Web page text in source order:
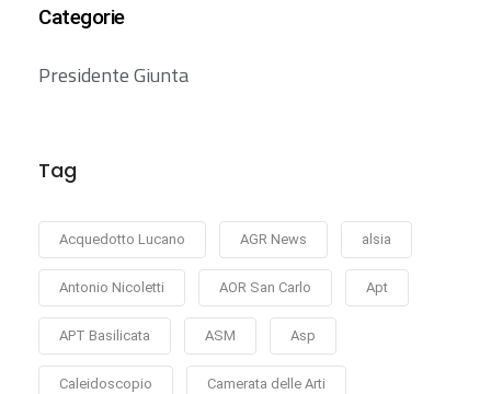
Categorie
Presidente Giunta
Tag
Acquedotto Lucano AGR News alsia
Antonio Nicoletti AOR San Carlo Apt
APT Basilicata ASM Asp
Caleidoscopio Camerata delle Arti